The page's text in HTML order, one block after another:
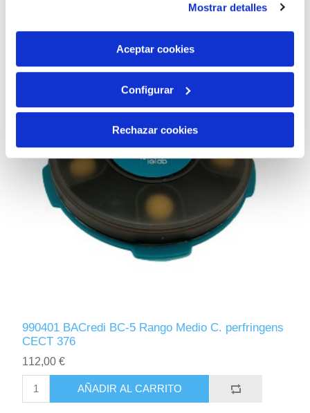
son indispensables para que el sitio web funcione y que
por tanto no se pueden desactivar. Puedes consultar
más información en nuestraPolítica de Cookies
Mostrar detalles
Aceptar cookies
Configurar
Rechazar cookies
990401 BACredi BC-5 Rango Medio C. perfringens
CECT 376
112,00 €
AÑADIR AL CARRITO